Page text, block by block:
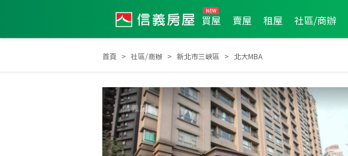
買屋 賣屋 租屋 社區/商辦
首頁 社區/商辦 新北市三峽區 北大MBA